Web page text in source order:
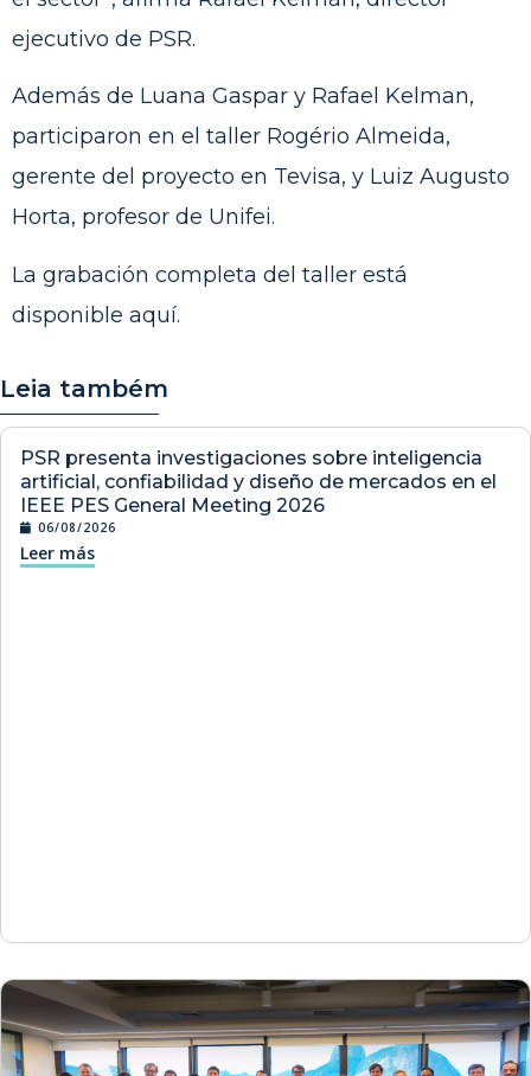
ejecutivo de PSR.
Además de Luana Gaspar y Rafael Kelman,
participaron en el taller Rogério Almeida,
gerente del proyecto en Tevisa, y Luiz Augusto
Horta, profesor de Unifei.
La grabación completa del taller está
disponible aquí.
Leia também
PSR presenta investigaciones sobre inteligencia
artificial, confiabilidad y diseño de mercados en el
IEEE PES General Meeting 2026
06/08/2026
Leer más